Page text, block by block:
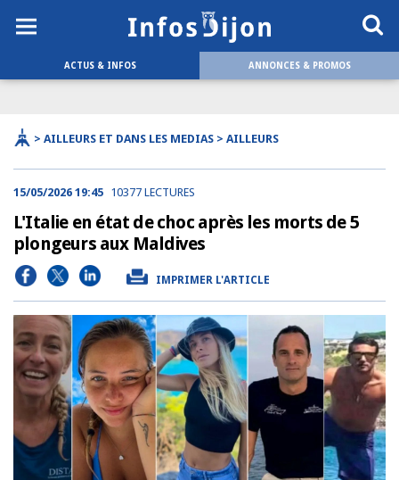
ACTUS & INFOS ANNONCES & PROMOS
> AILLEURS ET DANS LES MEDIAS > AILLEURS
15/05/2026 19:45 10377 LECTURES
L'Italie en état de choc après les morts de 5
plongeurs aux Maldives
IMPRIMER L'ARTICLE